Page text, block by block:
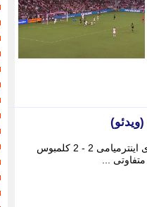
در دیدارهای اخیر MLS، ستاره های سرشناس شب متفاوتی را پشت سر گذاشتند. - خلاصه بازی اینترمیامی 2 - 2 کلمبوس